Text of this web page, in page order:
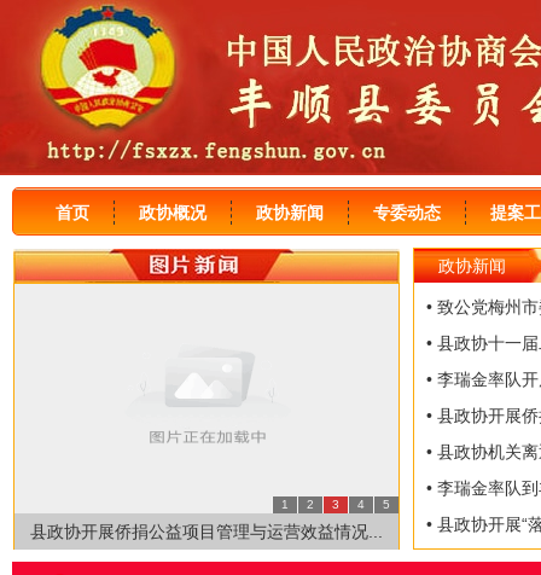
首页 政协概况 政协新闻 专委动态 提案
县政协开展侨捐公益项目管理与运营效益情况...
1 2 3 4 5
政协新闻
• 致公党梅州
• 县政协十一
• 李瑞金率队
• 县政协开展
• 县政协机关
• 李瑞金率队
• 县政协开展“